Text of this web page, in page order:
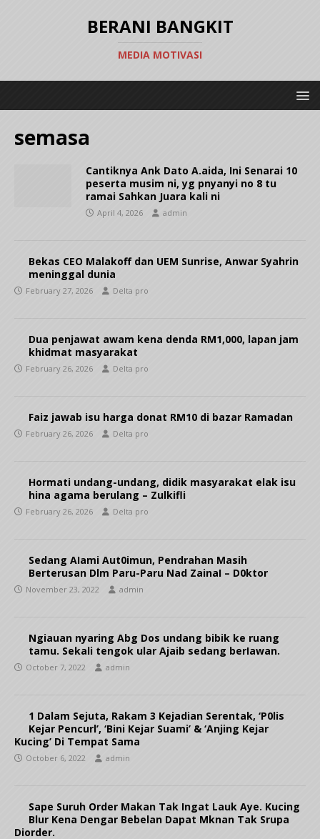
BERANI BANGKIT
MEDIA MOTIVASI
semasa
Cantiknya Ank Dato A.aida, Ini Senarai 10
peserta musim ni, yg pnyanyi no 8 tu
ramai Sahkan Juara kali ni ‎
April 4, 2026 admin
Bekas CEO Malakoff dan UEM Sunrise, Anwar Syahrin
meninggal dunia
February 27, 2026 Delta pro
Dua penjawat awam kena denda RM1,000, lapan jam
khidmat masyarakat
February 26, 2026 Delta pro
Faiz jawab isu harga donat RM10 di bazar Ramadan
February 26, 2026 Delta pro
Hormati undang-undang, didik masyarakat elak isu
hina agama berulang – Zulkifli
February 26, 2026 Delta pro
Sedang AIami Aut0imun, Pendrahan Masih
Berterusan Dlm Paru-Paru Nad ZainaI – D0ktor
November 23, 2022 admin
Ngiauan nyaring Abg Dos undang bibik ke ruang
tamu. Sekali tengok ular Ajaib sedang berIawan.
October 7, 2022 admin
1 Dalam Sejuta, Rakam 3 Kejadian Serentak, ‘P0lis
Kejar Pencurl’, ‘Bini Kejar Suami’ & ‘Anjing Kejar
Kucing’ Di Tempat Sama
October 6, 2022 admin
Sape Suruh Order Makan Tak Ingat Lauk Aye. Kucing
Blur Kena Dengar Bebelan Dapat Mknan Tak Srupa
Diorder.